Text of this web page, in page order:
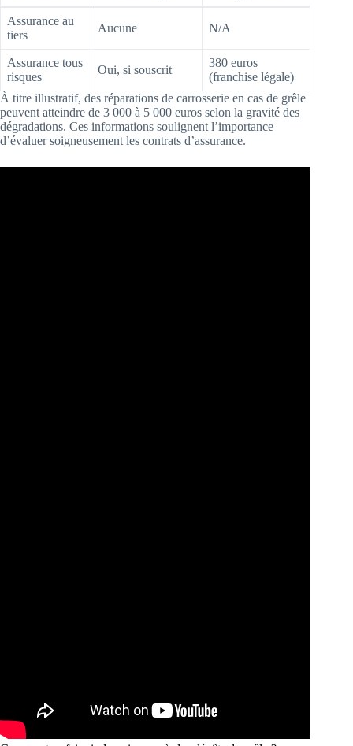
Assurance au
tiers
Aucune N/A
Assurance tous
risques
Oui, si souscrit
380 euros
(franchise légale)
À titre illustratif, des réparations de carrosserie en cas de grêle
peuvent atteindre de 3 000 à 5 000 euros selon la gravité des
dégradations. Ces informations soulignent l’importance
d’évaluer soigneusement les contrats d’assurance.